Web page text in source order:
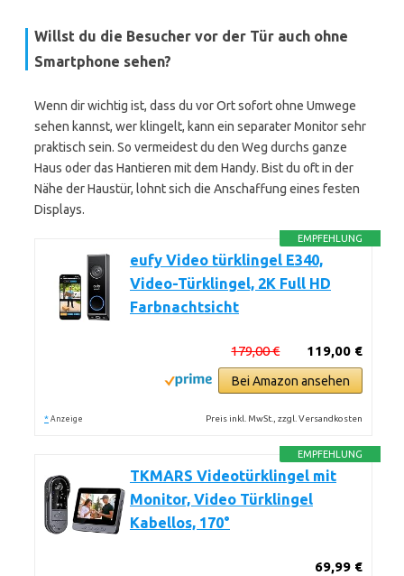
Willst du die Besucher vor der Tür auch ohne
Smartphone sehen?
Wenn dir wichtig ist, dass du vor Ort sofort ohne Umwege
sehen kannst, wer klingelt, kann ein separater Monitor sehr
praktisch sein. So vermeidest du den Weg durchs ganze
Haus oder das Hantieren mit dem Handy. Bist du oft in der
Nähe der Haustür, lohnt sich die Anschaffung eines festen
Displays.
EMPFEHLUNG
eufy Video türklingel E340,
Video-Türklingel, 2K Full HD
Farbnachtsicht
119,00 €
179,00 €
Bei Amazon ansehen
* Anzeige Preis inkl. MwSt., zzgl. Versandkosten
EMPFEHLUNG
TKMARS Videotürklingel mit
Monitor, Video Türklingel
Kabellos, 170°
69,99 €